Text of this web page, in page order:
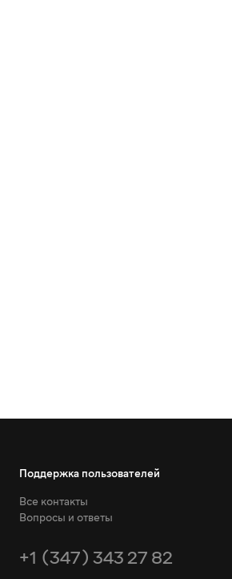
Поддержка пользователей
Все контакты
Вопросы и ответы
+1 (347) 343 27 82